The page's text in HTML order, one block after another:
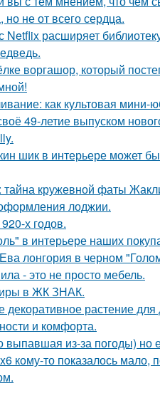
не от всего сердца.
расширяет
воргашор, который
как культовая
49-летие выпуском
шик в интерьере может
кружевной фаты
лоджии.
х годов.
в интерьере наших
лонгория в черном
- это не просто мебель.
в ЖК ЗНАК.
декоративное растение
и комфорта.
выпавшая из-за погоды) но
кому-то показалось мало,